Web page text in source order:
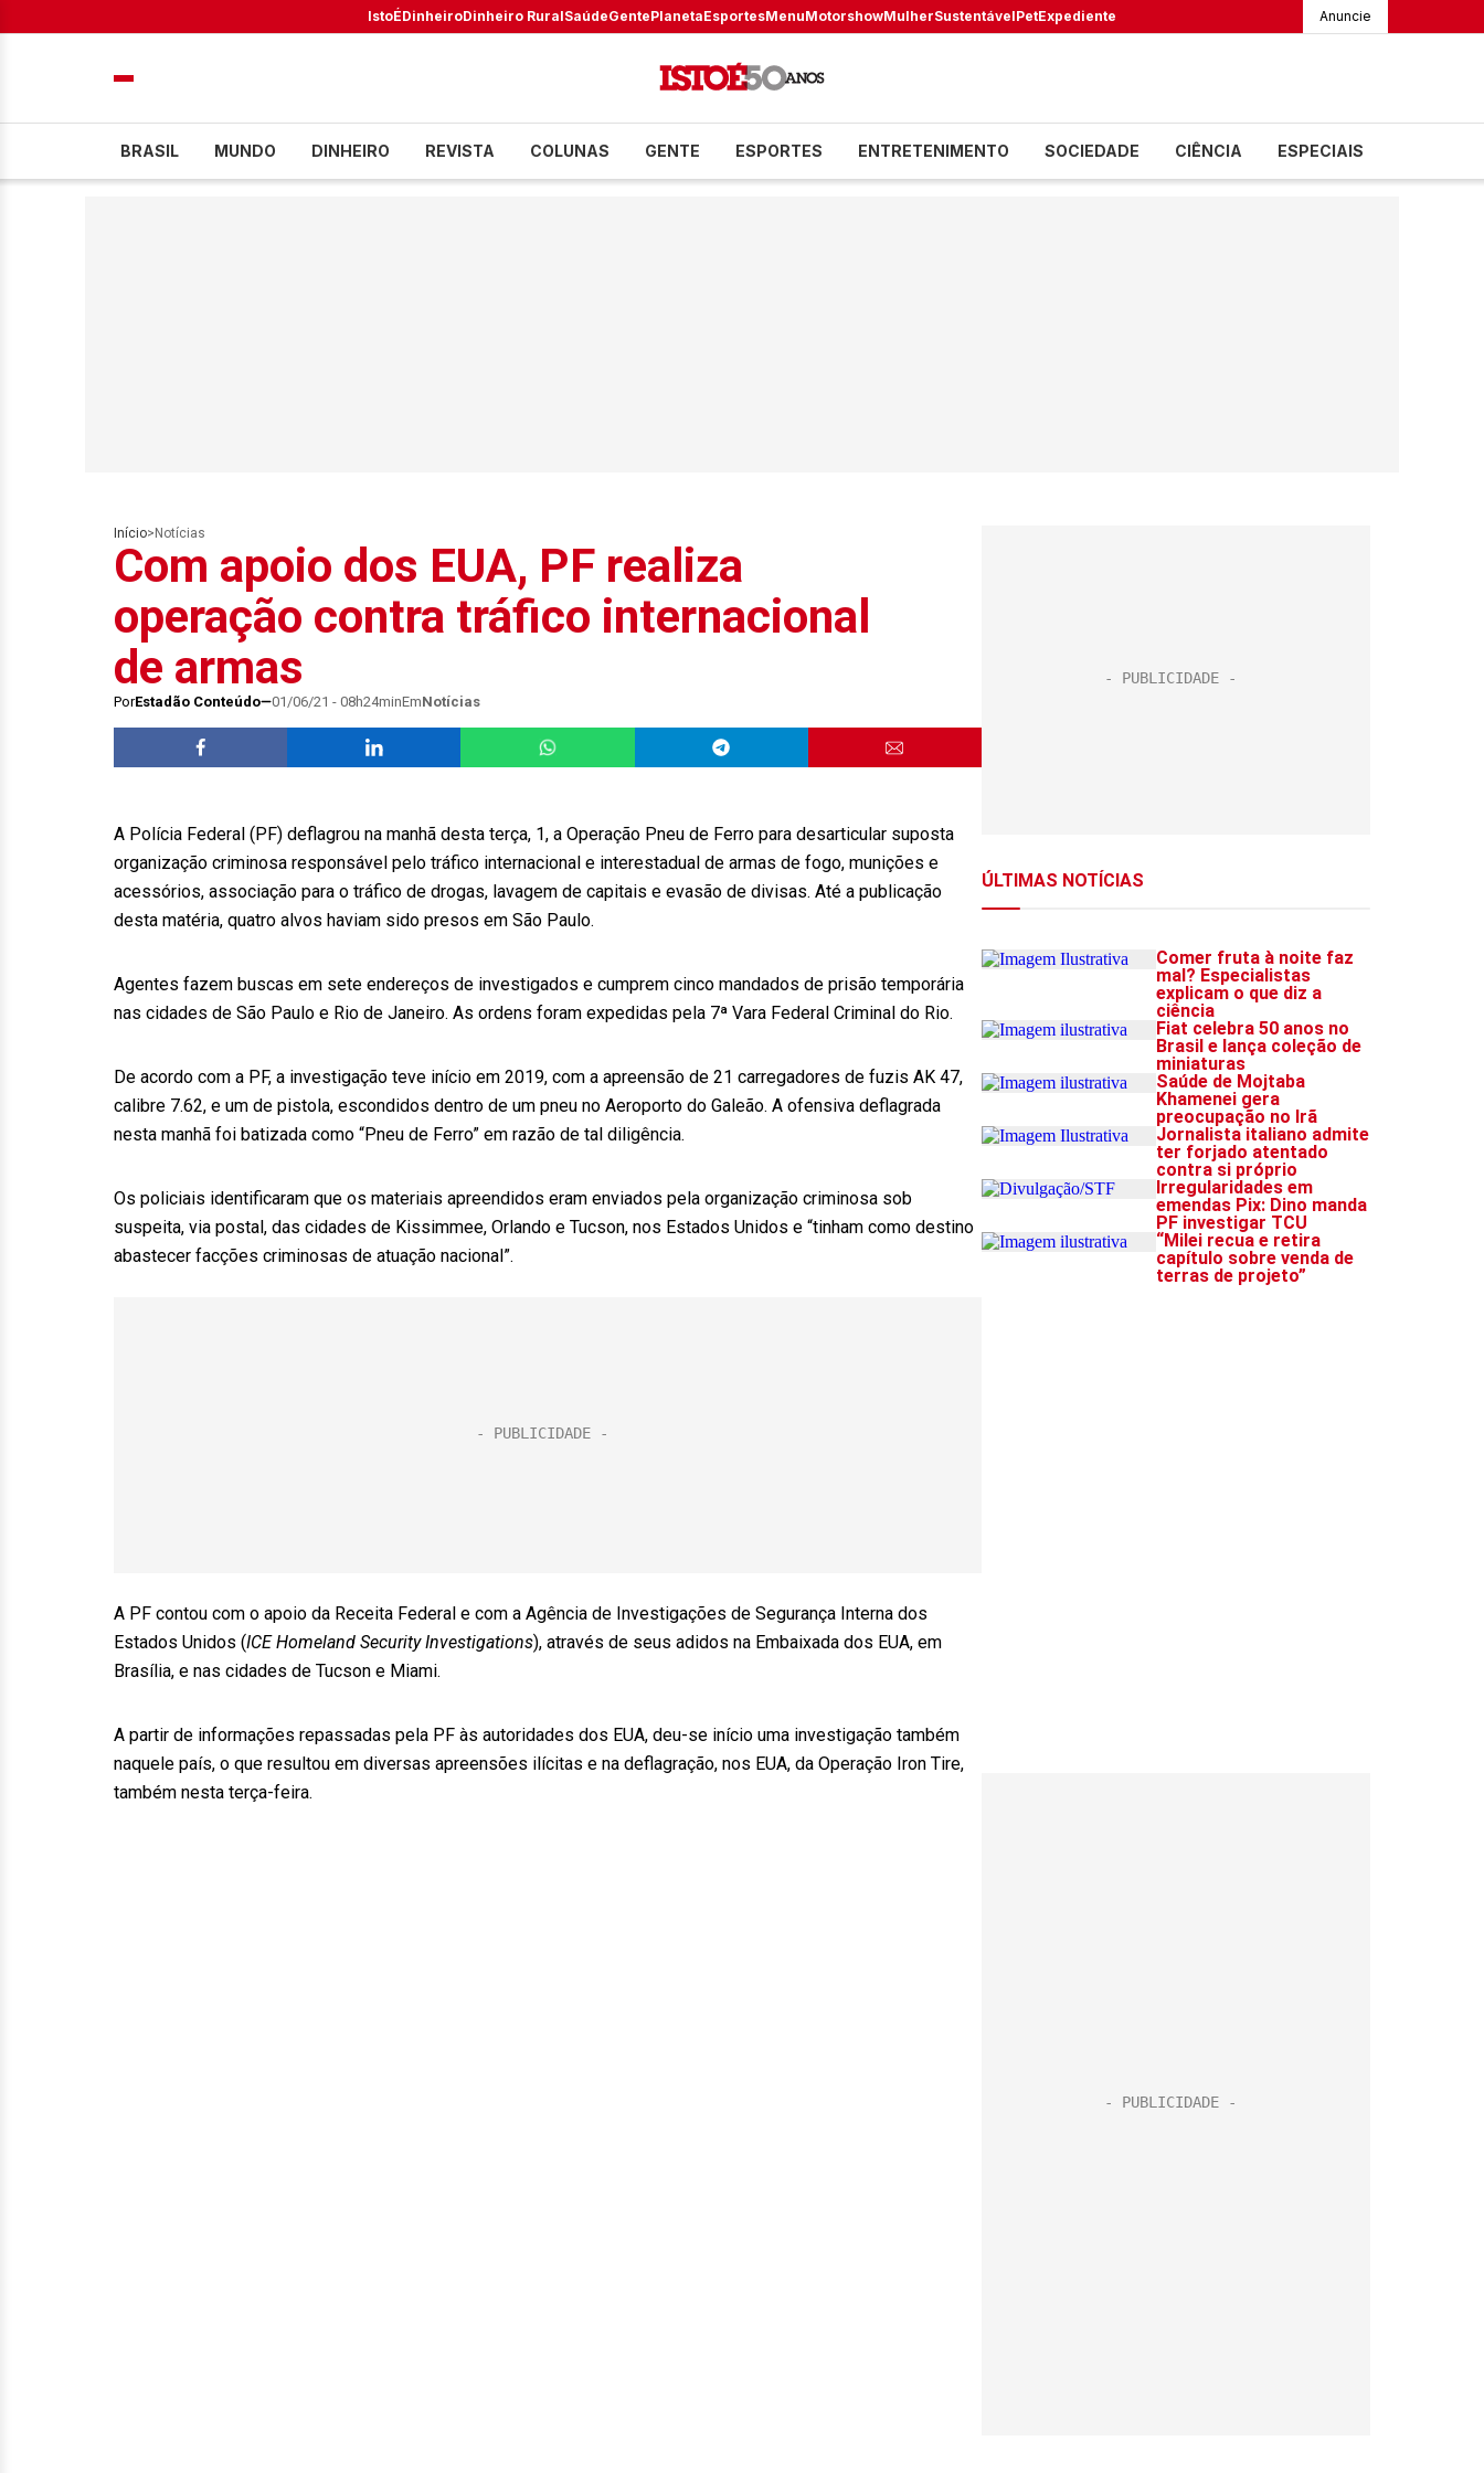
IstoÉDinheiroDinheiro RuralSaúdeGentePlanetaEsportesMenuMotorshowMulherSustentávelPetExpediente Anuncie
BRASIL MUNDO DINHEIRO REVISTA COLUNAS GENTE ESPORTES ENTRETENIMENTO SOCIEDADE CIÊNCIA ESPECIAIS
Início> Notícias
Com apoio dos EUA, PF realiza
operação contra tráfico internacional
de armas
PorEstadão Conteúdo 01/06/21 - 08h24minEmNotícias
A Polícia Federal (PF) deflagrou na manhã desta terça, 1, a Operação Pneu de Ferro para desarticular suposta
organização criminosa responsável pelo tráfico internacional e interestadual de armas de fogo, munições e
acessórios, associação para o tráfico de drogas, lavagem de capitais e evasão de divisas. Até a publicação
desta matéria, quatro alvos haviam sido presos em São Paulo.
Agentes fazem buscas em sete endereços de investigados e cumprem cinco mandados de prisão temporária
nas cidades de São Paulo e Rio de Janeiro. As ordens foram expedidas pela 7ª Vara Federal Criminal do Rio.
De acordo com a PF, a investigação teve início em 2019, com a apreensão de 21 carregadores de fuzis AK 47,
calibre 7.62, e um de pistola, escondidos dentro de um pneu no Aeroporto do Galeão. A ofensiva deflagrada
nesta manhã foi batizada como “Pneu de Ferro” em razão de tal diligência.
Os policiais identificaram que os materiais apreendidos eram enviados pela organização criminosa sob
suspeita, via postal, das cidades de Kissimmee, Orlando e Tucson, nos Estados Unidos e “tinham como destino
abastecer facções criminosas de atuação nacional”.
A PF contou com o apoio da Receita Federal e com a Agência de Investigações de Segurança Interna dos
Estados Unidos (ICE Homeland Security Investigations), através de seus adidos na Embaixada dos EUA, em
Brasília, e nas cidades de Tucson e Miami.
A partir de informações repassadas pela PF às autoridades dos EUA, deu-se início uma investigação também
naquele país, o que resultou em diversas apreensões ilícitas e na deflagração, nos EUA, da Operação Iron Tire,
também nesta terça-feira.